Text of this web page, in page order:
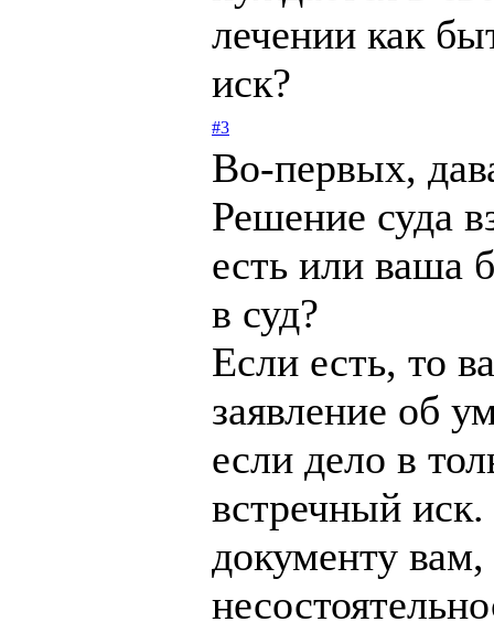
лечении как
иск?
#3
Во-первых,
Решение суда
есть или ваша
в суд?
Если есть, то
заявление об
если дело в
встречный
документу